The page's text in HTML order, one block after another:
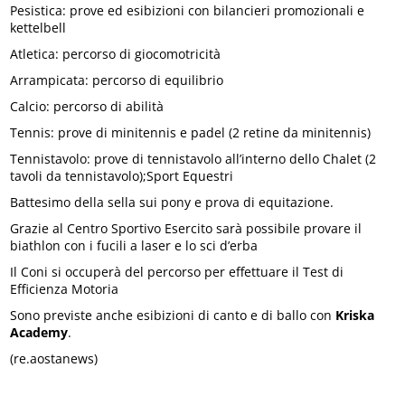
Pesistica: prove ed esibizioni con bilancieri promozionali e
kettelbell
Atletica: percorso di giocomotricità
Arrampicata: percorso di equilibrio
Calcio: percorso di abilità
Tennis: prove di minitennis e padel (2 retine da minitennis)
Tennistavolo: prove di tennistavolo all’interno dello Chalet (2
tavoli da tennistavolo);Sport Equestri
Battesimo della sella sui pony e prova di equitazione.
Grazie al Centro Sportivo Esercito sarà possibile provare il
biathlon con i fucili a laser e lo sci d’erba
Il Coni si occuperà del percorso per effettuare il Test di
Efficienza Motoria
Sono previste anche esibizioni di canto e di ballo con Kriska
Academy.
(re.aostanews)